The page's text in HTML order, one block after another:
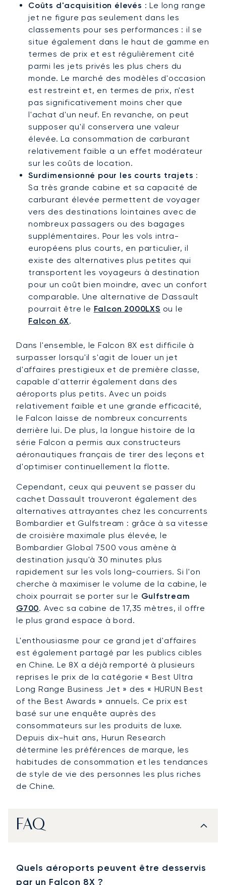
Coûts d'acquisition élevés : Le long range
jet ne figure pas seulement dans les
classements pour ses performances : il se
situe également dans le haut de gamme en
termes de prix et est régulièrement cité
parmi les jets privés les plus chers du
monde. Le marché des modèles d'occasion
est restreint et, en termes de prix, n'est
pas significativement moins cher que
l'achat d'un neuf. En revanche, on peut
supposer qu'il conservera une valeur
élevée. La consommation de carburant
relativement faible a un effet modérateur
sur les coûts de location.
Surdimensionné pour les courts trajets :
Sa très grande cabine et sa capacité de
carburant élevée permettent de voyager
vers des destinations lointaines avec de
nombreux passagers ou des bagages
supplémentaires. Pour les vols intra-
européens plus courts, en particulier, il
existe des alternatives plus petites qui
transportent les voyageurs à destination
pour un coût bien moindre, avec un confort
comparable. Une alternative de Dassault
pourrait être le Falcon 2000LXS ou le
Falcon 6X.
Dans l'ensemble, le Falcon 8X est difficile à
surpasser lorsqu'il s'agit de louer un jet
d'affaires prestigieux et de première classe,
capable d'atterrir également dans des
aéroports plus petits. Avec un poids
relativement faible et une grande efficacité,
le Falcon laisse de nombreux concurrents
derrière lui. De plus, la longue histoire de la
série Falcon a permis aux constructeurs
aéronautiques français de tirer des leçons et
d'optimiser continuellement la flotte.
Cependant, ceux qui peuvent se passer du
cachet Dassault trouveront également des
alternatives attrayantes chez les concurrents
Bombardier et Gulfstream : grâce à sa vitesse
de croisière maximale plus élevée, le
Bombardier Global 7500 vous amène à
destination jusqu'à 30 minutes plus
rapidement sur les vols long-courriers. Si l'on
cherche à maximiser le volume de la cabine, le
choix pourrait se porter sur le Gulfstream
G700. Avec sa cabine de 17,35 mètres, il offre
le plus grand espace à bord.
L'enthousiasme pour ce grand jet d'affaires
est également partagé par les publics cibles
en Chine. Le 8X a déjà remporté à plusieurs
reprises le prix de la catégorie « Best Ultra
Long Range Business Jet » des « HURUN Best
of the Best Awards » annuels. Ce prix est
basé sur une enquête auprès des
consommateurs sur les produits de luxe.
Depuis dix-huit ans, Hurun Research
détermine les préférences de marque, les
habitudes de consommation et les tendances
de style de vie des personnes les plus riches
de Chine.
FAQ
Quels aéroports peuvent être desservis
par un Falcon 8X ?